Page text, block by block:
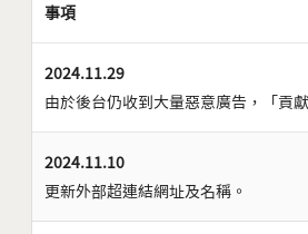
事項
2024.11.29
由於後台仍收到大量惡意廣告，「貢
2024.11.10
更新外部超連結網址及名稱。